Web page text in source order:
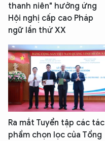
thanh niên" hưởng ứng
Hội nghị cấp cao Pháp
ngữ lần thứ XX
Ra mắt Tuyển tập các tác
phẩm chọn lọc của Tổng